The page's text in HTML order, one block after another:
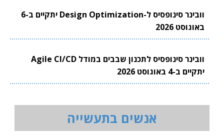
וובינר סינופסיס ל-Design Optimization יתקיים ב-6
באוגוסט 2026
וובינר סינופסיס לתכנון שבבים במודל Agile CI/CD
יתקיים ב-4 באוגוסט 2026
אנשים בתעשייה